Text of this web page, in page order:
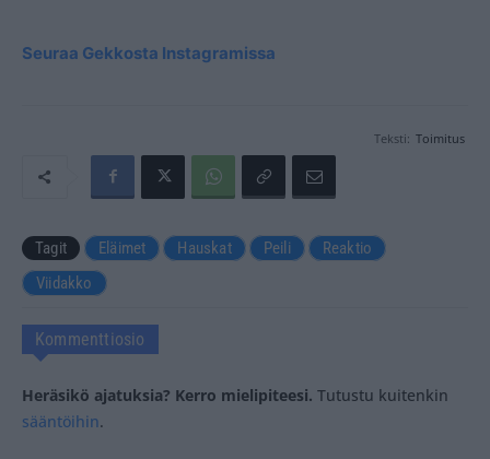
Seuraa Gekkosta Instagramissa
Teksti: Toimitus
Tagit Eläimet Hauskat Peili
Reaktio
Viidakko
Kommenttiosio
Heräsikö ajatuksia? Kerro mielipiteesi. Tutustu kuitenkin
sääntöihin.